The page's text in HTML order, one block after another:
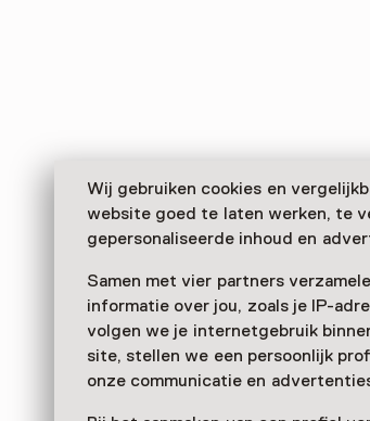
Wij gebruiken cookies en
website goed te laten werken, te
gepersonaliseerde inhoud en
Samen met vier partners
informatie over jou, zoals je IP-
volgen we je internetgebruik
site, stellen we een persoonlijk
onze communicatie en